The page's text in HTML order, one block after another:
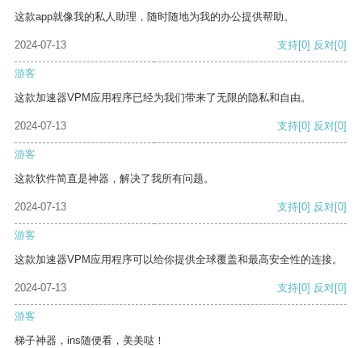
这款app就像我的私人助理，随时随地为我的办公提供帮助。
2024-07-13 支持[0] 反对[0]
游客
这款加速器VPM应用程序已经为我们带来了无限的隐私和自由。
2024-07-13 支持[0] 反对[0]
游客
这款软件简直是神器，解决了我所有问题。
2024-07-13 支持[0] 反对[0]
游客
这款加速器VPM应用程序可以给你提供全球覆盖和最高安全性的连接。
2024-07-13 支持[0] 反对[0]
游客
梯子神器，ins随便看，美美哒！